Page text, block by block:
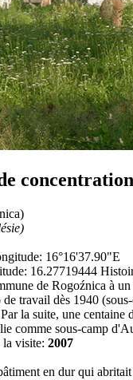
16°16'37.90"E
16.27719444
de Rogoźnica à
travail dès 1940
la suite, une
comme sous-camp
la visite: 2007
en dur qui